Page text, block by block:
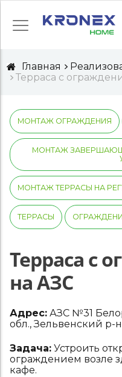
Главная
Терраса с
МОНТАЖ ОГРАЖДЕНИЯ
МОНТАЖ
МОНТАЖ ТЕРРАСЫ НА
ТЕРРАСЫ
Терраса с
на АЗС
Адрес: АЗС №31
обл., Зельвенский р-
Задача: Устроить
ограждением возле
кафе.